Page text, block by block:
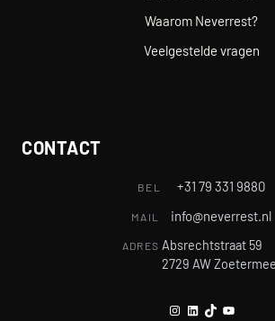
Waarom Neverrest?
Veelgestelde vragen
CONTACT
BEL +31 79 331 9880
MAIL info@neverrest.nl
ADRES Absrechtstraat 59
2729 AW
Instagram
LinkedIn
TikTokYouTube